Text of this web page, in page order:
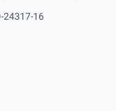
24317-16